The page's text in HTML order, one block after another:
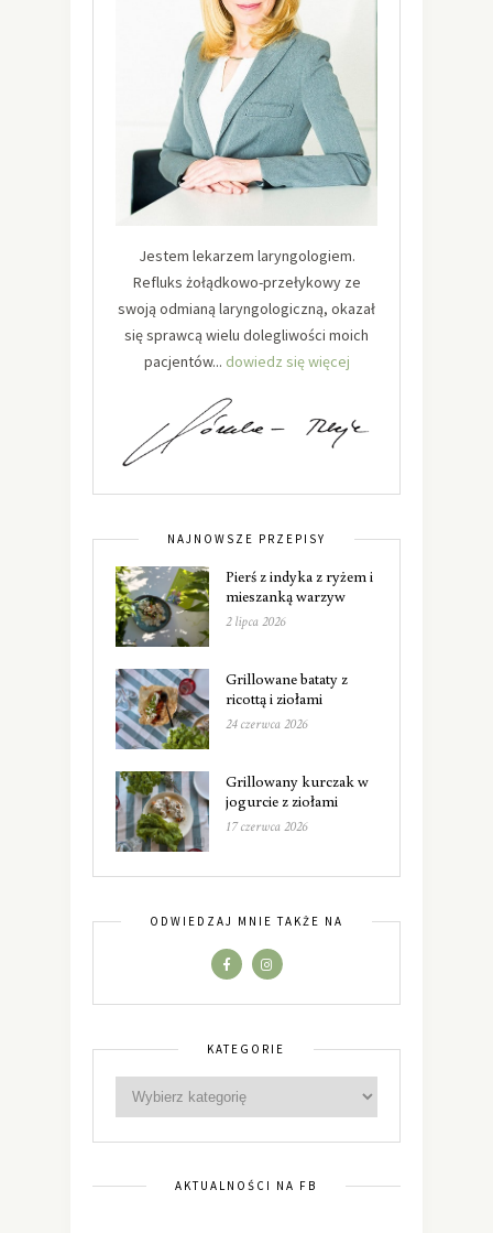
Jestem lekarzem laryngologiem.
Refluks żołądkowo-przełykowy ze
swoją odmianą laryngologiczną, okazał
się sprawcą wielu dolegliwości moich
pacjentów... dowiedz się więcej
NAJNOWSZE PRZEPISY
Pierś z indyka z ryżem i
mieszanką warzyw
2 lipca 2026
Grillowane bataty z
ricottą i ziołami
24 czerwca 2026
Grillowany kurczak w
jogurcie z ziołami
17 czerwca 2026
ODWIEDZAJ MNIE TAKŻE NA
KATEGORIE
AKTUALNOŚCI NA FB